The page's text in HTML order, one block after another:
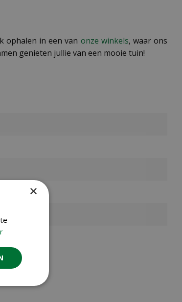
ophalen in een van onze winkels, waar ons
genieten jullie van een mooie tuin!
×